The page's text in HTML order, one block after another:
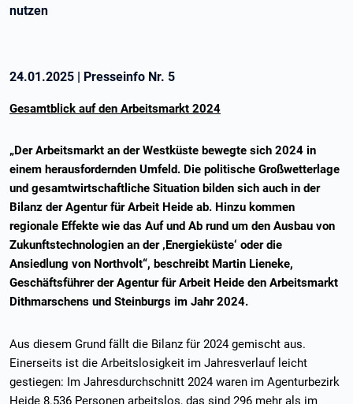
nutzen
24.01.2025 | Presseinfo Nr. 5
Gesamtblick auf den Arbeitsmarkt 2024
„Der Arbeitsmarkt an der Westküste bewegte sich 2024 in
einem herausfordernden Umfeld. Die politische Großwetterlage
und gesamtwirtschaftliche Situation bilden sich auch in der
Bilanz der Agentur für Arbeit Heide ab. Hinzu kommen
regionale Effekte wie das Auf und Ab rund um den Ausbau von
Zukunftstechnologien an der ‚Energieküste‘ oder die
Ansiedlung von Northvolt“, beschreibt Martin Lieneke,
Geschäftsführer der Agentur für Arbeit Heide den Arbeitsmarkt
Dithmarschens und Steinburgs im Jahr 2024.
Aus diesem Grund fällt die Bilanz für 2024 gemischt aus.
Einerseits ist die Arbeitslosigkeit im Jahresverlauf leicht
gestiegen: Im Jahresdurchschnitt 2024 waren im Agenturbezirk
Heide 8.536 Personen arbeitslos, das sind 296 mehr als im